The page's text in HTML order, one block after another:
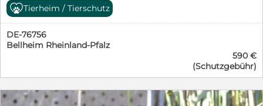
ja Mittelmeercheck: nach Einreise Krankheiten: keine
bekannt Katzenverträglichkeit: denkbar
Hundeverträglichkeit: ja Kinderverträglichkeit: denkbar
Handicap: nein Aufenthaltsort: Rifugio Arca Sarda,
Sonnenschein auf vier Pfoten sucht ihr Körbchen
Diese lebensfrohe Hündin kam mit Ihren 3
Geschwistern aus dem Canile Tempio, welches vor
kurzem wegen schlechter Haltungsbedingungen
Tierheim / Tierschutz
DE-76756
Bellheim Rheinland-Pfalz
590 €
(Schutzgebühr)